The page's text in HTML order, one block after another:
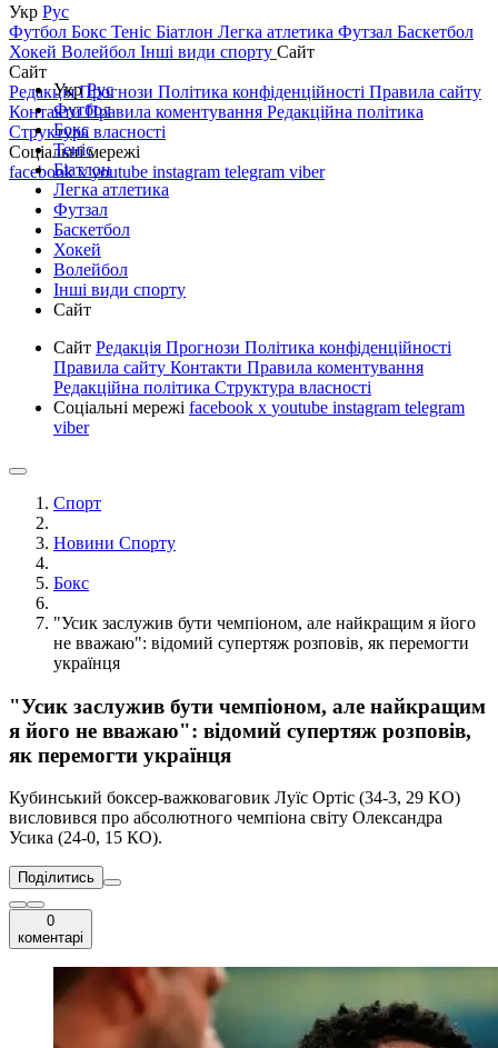
Укр Рус
Футбол Бокс Теніс Біатлон Легка атлетика Футзал Баскетбол
Хокей Волейбол Інші види спорту Сайт
Сайт
РедакціяПрогнози Політика конфіденційності Правила сайту
КонтактиПравила коментування Редакційна політика
Структура власності
Соціальні мережі
facebookxyoutube instagram telegram viber
УкрРус
Футбол
Бокс
Теніс
Біатлон
Легка атлетика
Футзал
Баскетбол
Хокей
Волейбол
Інші види спорту
Сайт
Сайт Редакція Прогнози Політика конфіденційності
Правила сайту Контакти Правила коментування
Редакційна політика Структура власності
Соціальні мережі facebook x youtube instagram telegram
viber
Спорт
Новини Спорту
Бокс
"Усик заслужив бути чемпіоном, але найкращим я його
не вважаю": відомий супертяж розповів, як перемогти
українця
"Усик заслужив бути чемпіоном, але найкращим
я його не вважаю": відомий супертяж розповів,
як перемогти українця
Кубинський боксер-важковаговик Луїс Ортіс (34-3, 29 KO)
висловився про абсолютного чемпіона світу Олександра
Усика (24-0, 15 КО).
Поділитись
0
коментарі